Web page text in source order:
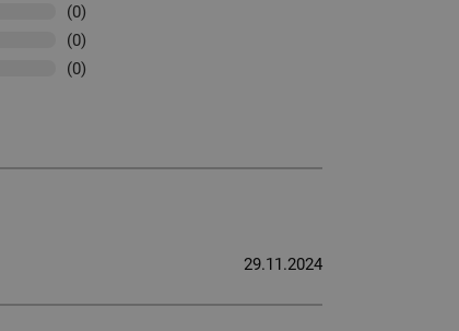
(0)
(0)
(0)
29.11.2024